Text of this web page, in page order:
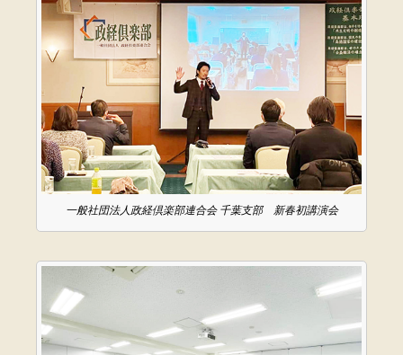
一般社団法人政経倶楽部連合会 千葉支部 新春初講演会